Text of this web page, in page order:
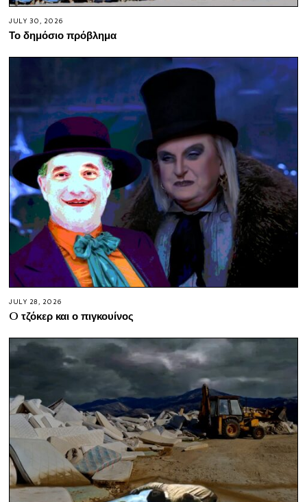
JULY 30, 2026
Το δημόσιο πρόβλημα
JULY 28, 2026
O τζόκερ και ο πιγκουίνος